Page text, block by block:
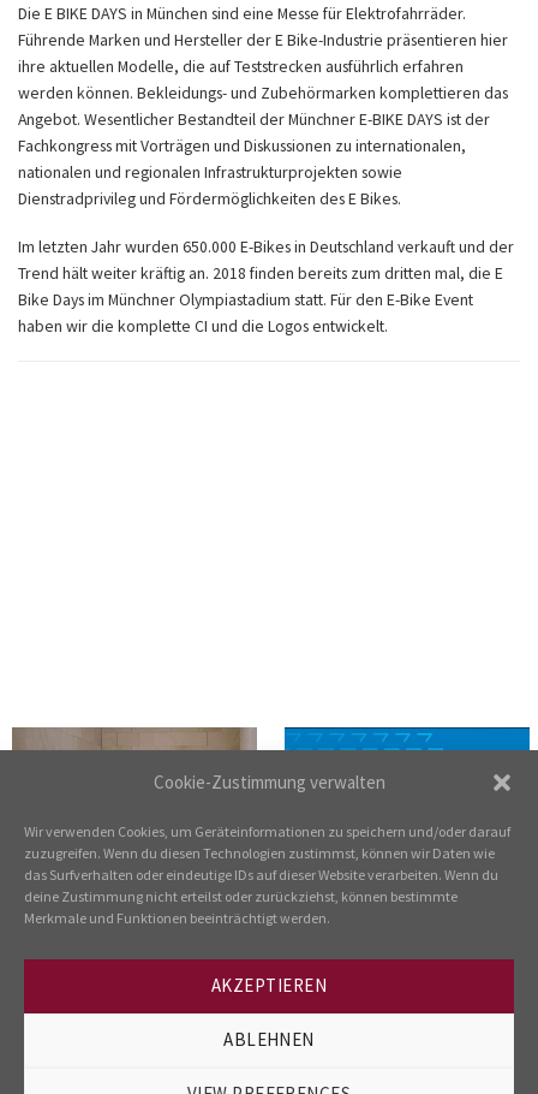
Cookie-Zustimmung verwalten
Wir verwenden Cookies, um Geräteinformationen zu speichern und/oder darauf
zuzugreifen. Wenn du diesen Technologien zustimmst, können wir Daten wie
das Surfverhalten oder eindeutige IDs auf dieser Website verarbeiten. Wenn du
deine Zustimmung nicht erteilst oder zurückziehst, können bestimmte
Merkmale und Funktionen beeinträchtigt werden.
AKZEPTIEREN
ABLEHNEN
Die E BIKE DAYS in München sind eine Messe für Elektrofahrräder.
Führende Marken und Hersteller der E Bike-Industrie präsentieren hier
ihre aktuellen Modelle, die auf Teststrecken ausführlich erfahren
werden können. Bekleidungs- und Zubehörmarken komplettieren das
Angebot. Wesentlicher Bestandteil der Münchner E-BIKE DAYS ist der
Fachkongress mit Vorträgen und Diskussionen zu internationalen,
nationalen und regionalen Infrastrukturprojekten sowie
Dienstradprivileg und Fördermöglichkeiten des E Bikes.
Im letzten Jahr wurden 650.000 E-Bikes in Deutschland verkauft und der
Trend hält weiter kräftig an. 2018 finden bereits zum dritten mal, die E
Bike Days im Münchner Olympiastadium statt. Für den E-Bike Event
haben wir die komplette CI und die Logos entwickelt.
BRENDEL – NATURSTEINE –
ZF SACHS MICRO MOBILITY